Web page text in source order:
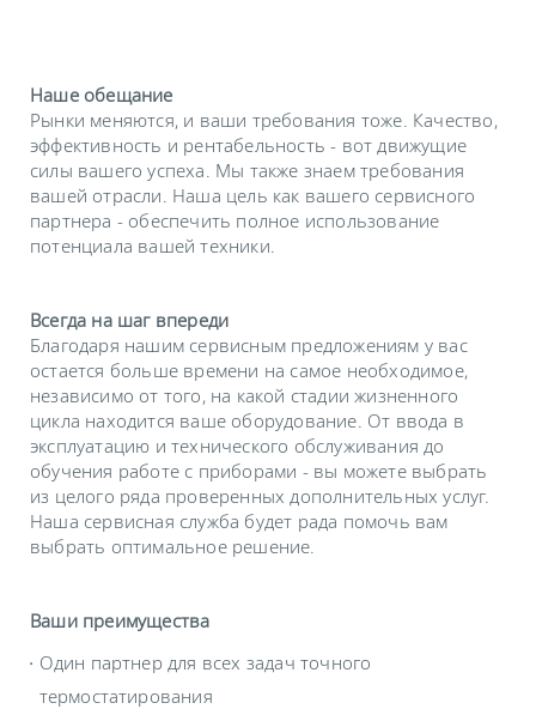
Наше обещание
Рынки меняются, и ваши требования тоже. Качество,
эффективность и рентабельность - вот движущие
силы вашего успеха. Мы также знаем требования
вашей отрасли. Наша цель как вашего сервисного
партнера - обеспечить полное использование
потенциала вашей техники.
Всегда на шаг впереди
Благодаря нашим сервисным предложениям у вас
остается больше времени на самое необходимое,
независимо от того, на какой стадии жизненного
цикла находится ваше оборудование. От ввода в
эксплуатацию и технического обслуживания до
обучения работе с приборами - вы можете выбрать
из целого ряда проверенных дополнительных услуг.
Наша сервисная служба будет рада помочь вам
выбрать оптимальное решение.
Ваши преимущества
Один партнер для всех задач точного
термостатирования